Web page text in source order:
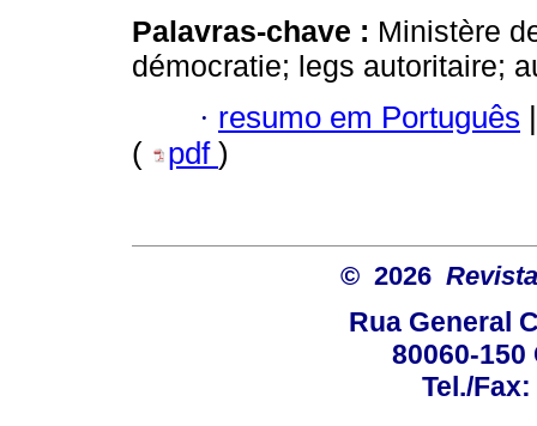
Palavras-chave : Ministère
démocratie; legs autoritaire;
· resumo em Português |
(
pdf )
© 2026
Rua General
80060-
Tel./